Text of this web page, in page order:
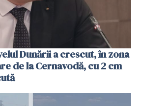
Dunării a crescut, în zona
de la Cernavodă, cu 2 cm